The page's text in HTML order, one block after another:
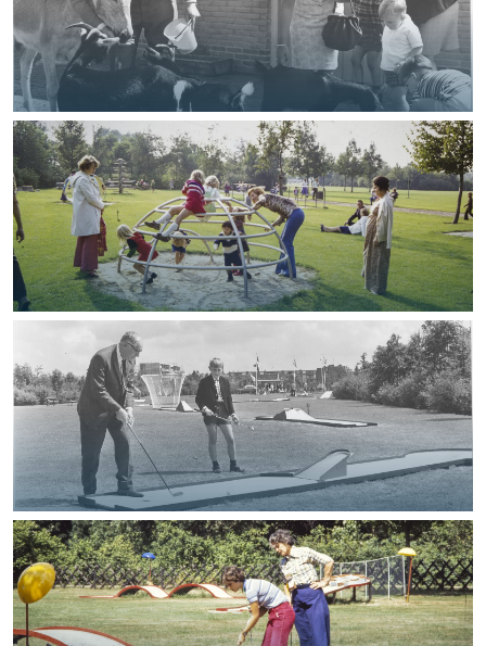
Foto: Groninger Archieven
Foto: Groninger Archieven
Foto: Groninger Archieven